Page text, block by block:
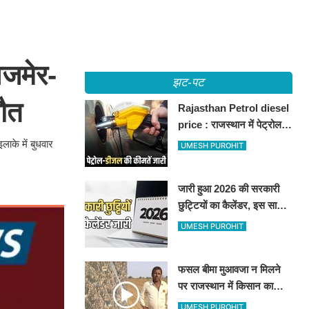
में बुधवार
झट-पट
Rajasthan Petrol diesel
price : राजस्थान में पेट्रोल-
डीजल की कीमतें जारी, जानिए
UMESH PUROHIT
जारी हुआ 2026 की सरकारी
छुट्टियों का कैलेंडर, इस साल
कई बार मिलेगा लगातार
UMESH PUROHIT
फसल बीमा मुआवजा न मिलने
पर राजस्थान में किसान का
अनोखा विरोध, खेतों में बो दिए
UMESH PUROHIT